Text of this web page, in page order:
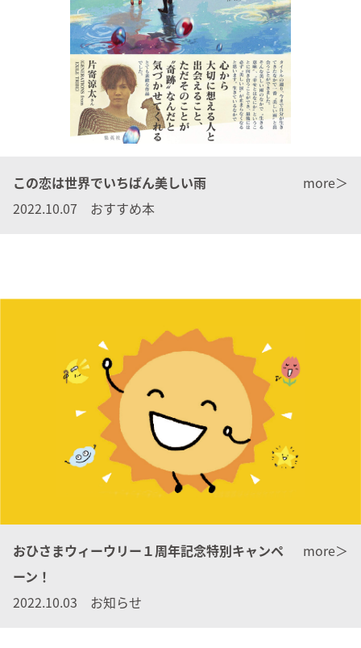
この恋は世界でいちばん美しい雨
2022.10.07 おすすめ本
more＞
おひさまウィーウリー１周年記念特別キャンペ
ーン！
2022.10.03 お知らせ
more＞